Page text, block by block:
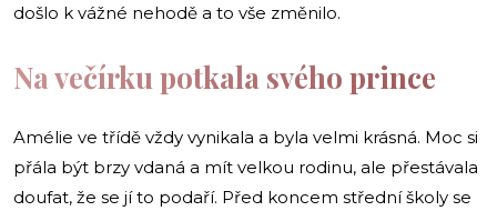
došlo k vážné nehodě a to vše změnilo.
Na večírku potkala svého prince
Amélie ve třídě vždy vynikala a byla velmi krásná. Moc si
přála být brzy vdaná a mít velkou rodinu, ale přestávala
doufat, že se jí to podaří. Před koncem střední školy se